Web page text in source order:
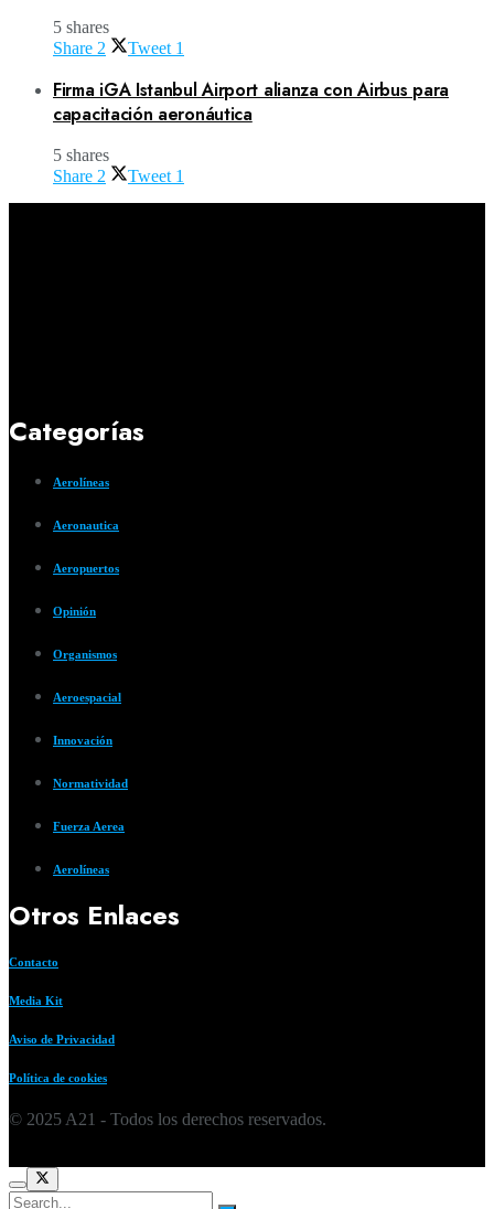
5 shares
Share 2 Tweet 1
Firma iGA Istanbul Airport alianza con Airbus para
capacitación aeronáutica
5 shares
Share 2 Tweet 1
Categorías
Aerolíneas
Aeronautica
Aeropuertos
Opinión
Organismos
Aeroespacial
Innovación
Normatividad
Fuerza Aerea
Aerolíneas
Otros Enlaces
Contacto
Media Kit
Aviso de Privacidad
Política de cookies
© 2025 A21 - Todos los derechos reservados.